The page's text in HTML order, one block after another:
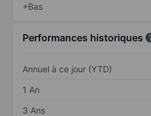
+Bas
Performances historiques
Annuel à ce jour (YTD)
1 An
3 Ans